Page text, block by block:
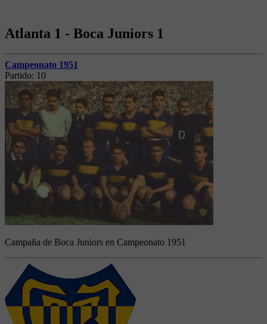
Atlanta 1 - Boca Juniors 1
Campeonato 1951
Partido: 10
Campaña de Boca Juniors en Campeonato 1951